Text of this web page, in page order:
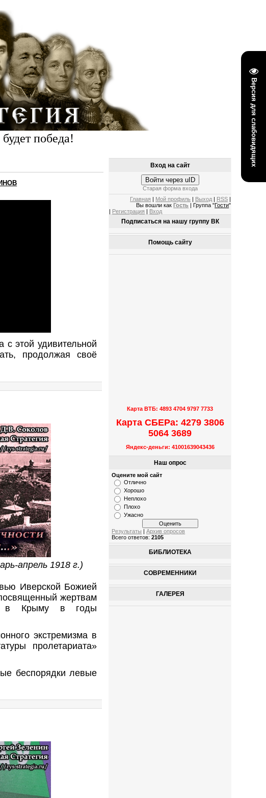
Версия для слабовидящих
победа!
этой удивительной
продолжая своё
апрель 1918 г.)
Иверской Божией
жертвам
в Крыму в годы
экстремизма в
пролетариата»
беспорядки левые
Вход на сайт
Войти через uID
Старая форма входа
Главная
Мой профиль Выход RSS
Вы вошли как Гость | Группа "Гости"
Регистрация Вход
Подписаться на нашу группу ВК
Помощь сайту
Карта ВТБ: 4893 4704 9797 7733
Карта СБЕРа: 4279 3806
5064 3689
Яндекс-деньги: 41001639043436
Наш опрос
Оцените мой сайт
Отлично
Хорошо
Неплохо
Плохо
Ужасно
Результаты |Архив опросов
Всего ответов:2105
БИБЛИОТЕКА
СОВРЕМЕННИКИ
ГАЛЕРЕЯ